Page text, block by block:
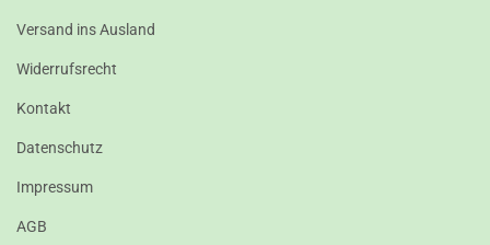
Versand ins Ausland
Widerrufsrecht
Kontakt
Datenschutz
Impressum
AGB